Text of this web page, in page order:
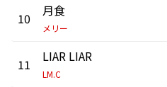
10 月食
メリー
11 LIAR LIAR
LM.C